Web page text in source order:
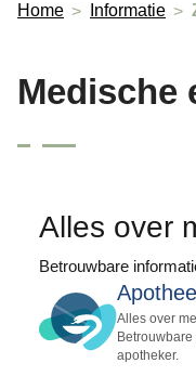
Home Informatie
Medische
Alles over
Betrouwbare
Alles over
apotheker.